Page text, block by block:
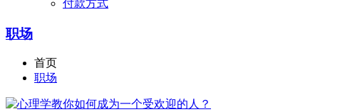
付款方式
职场
首页
职场